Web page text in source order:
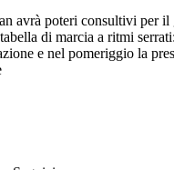
avrà poteri consultivi per il
di marcia a ritmi
e nel pomeriggio la